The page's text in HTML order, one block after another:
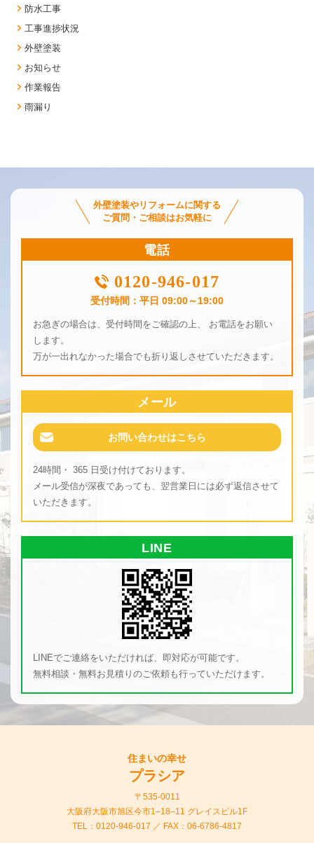
防水工事
工事進捗状況
外壁塗装
お知らせ
作業報告
雨漏り
外壁塗装やリフォームに関する
ご質問・ご相談はお気軽に
電話
0120-946-017
受付時間：平日 09:00～19:00
お急ぎの場合は、受付時間をご確認の上、 お電話をお願い
します。
万が一出れなかった場合でも折り返しさせていただきます。
メール
お問い合わせはこちら
24時間・ 365 日受け付けております。
メール受信が深夜であっても、翌営業日には必ず返信させて
いただきます。
LINE
LINEでご連絡をいただければ、即対応が可能です。
無料相談・無料お見積りのご依頼も行っていただけます。
住まいの幸せ
プラシア
〒535-0011
大阪府大阪市旭区今市1–18–11 グレイスビル1F
TEL： 0120-946-017 ／ FAX：06-6786-4817